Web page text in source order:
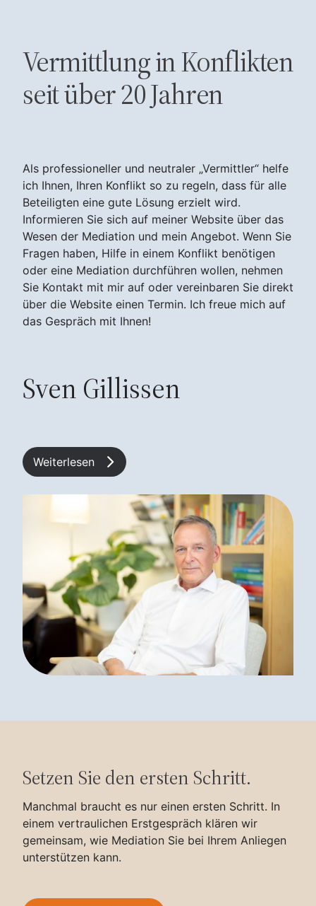
Vermittlung in Konflikten
seit über 20 Jahren
Als professioneller und neutraler „Vermittler“ helfe
ich Ihnen, Ihren Konflikt so zu regeln, dass für alle
Beteiligten eine gute Lösung erzielt wird.
Informieren Sie sich auf meiner Website über das
Wesen der Mediation und mein Angebot. Wenn Sie
Fragen haben, Hilfe in einem Konflikt benötigen
oder eine Mediation durchführen wollen, nehmen
Sie Kontakt mit mir auf oder vereinbaren Sie direkt
über die Website einen Termin. Ich freue mich auf
das Gespräch mit Ihnen!
Sven Gillissen
Weiterlesen
Setzen Sie den ersten Schritt.
Manchmal braucht es nur einen ersten Schritt. In
einem vertraulichen Erstgespräch klären wir
gemeinsam, wie Mediation Sie bei Ihrem Anliegen
unterstützen kann.